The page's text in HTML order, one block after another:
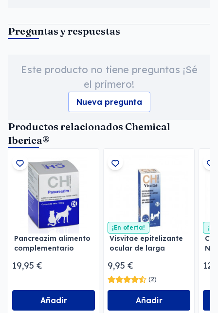
Preguntas y respuestas
Este producto no tiene preguntas ¡Sé
el primero!
Nueva pregunta
Productos relacionados Chemical
Iberica®
Pancreazim alimento
complementario
19,95 €
Añadir
¡En oferta!
Visvitae epitelizante
ocular de larga
9,95 €
(2)
Añadir